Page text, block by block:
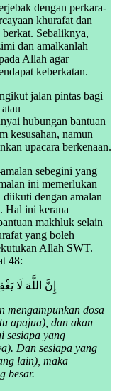
dengan perkara-
khurafat dan
Sebaliknya,
dan amalkanlah
Allah agar
keberkatan.
jalan pintas bagi
hubungan bantuan
kesusahan, namun
upacara berkenaan.
sebegini yang
ini memerlukan
dengan amalan
Hal ini kerana
makhluk selain
yang boleh
Allah SWT.
48:
إِنَّ اللَّهَ لَا
mengampunkan dosa
apajua), dan akan
sesiapa yang
Dan sesiapa yang
lain), maka
besar.